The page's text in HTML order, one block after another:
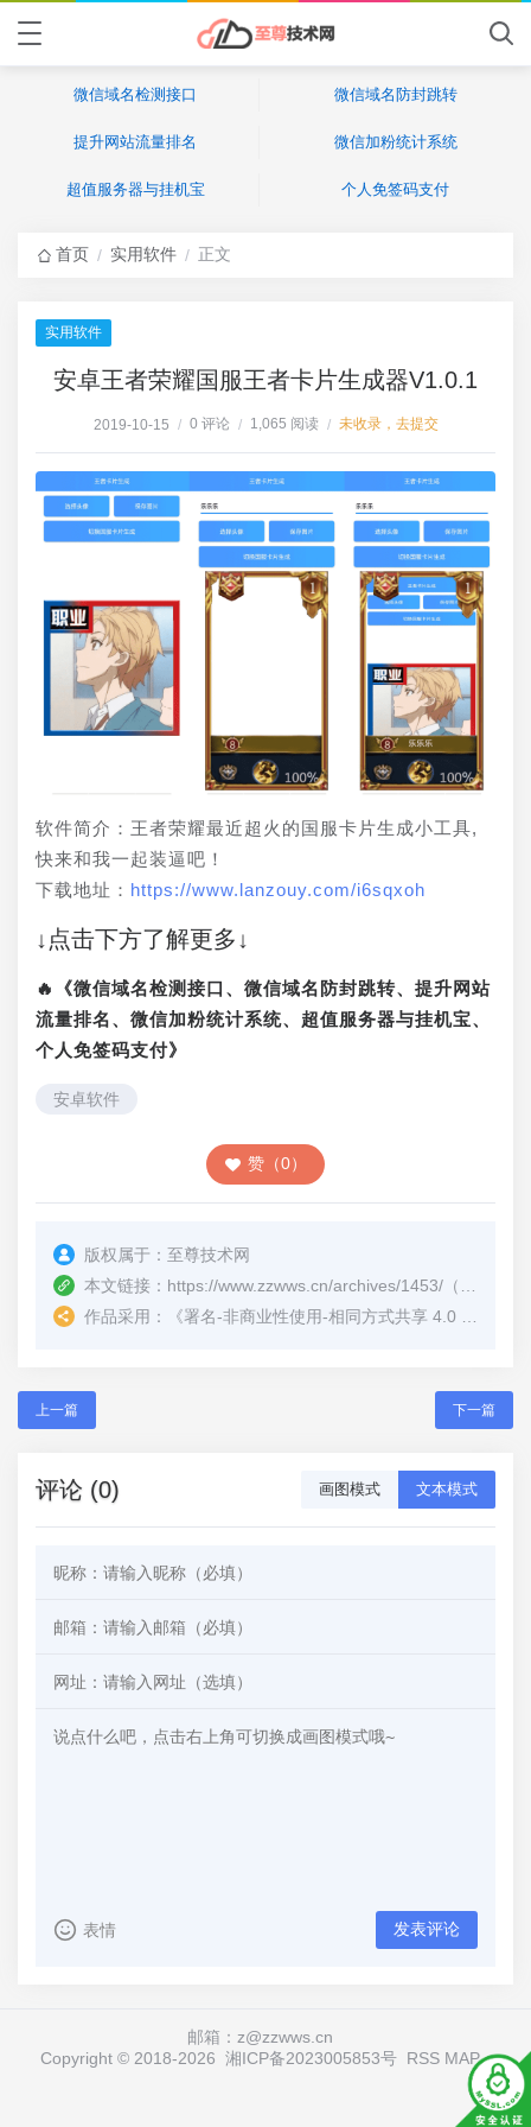
微信域名检测接口 微信域名防封跳转
提升网站流量排名 微信加粉统计系统
超值服务器与挂机宝 个人免签码支付
首页 / 实用软件 / 正文
实用软件
安卓王者荣耀国服王者卡片生成器V1.0.1
2019-10-15 / 0 评论 / 1,065 阅读 / 未收录，去提交
软件简介：王者荣耀最近超火的国服卡片生成小工具,
快来和我一起装逼吧！
下载地址： https://www.lanzouy.com/i6sqxoh
↓点击下方了解更多↓
🔥《微信域名检测接口、微信域名防封跳转、提升网站
流量排名、微信加粉统计系统、超值服务器与挂机宝、
个人免签码支付》
安卓软件
赞（0）
版权属于： 至尊技术网
本文链接： https://www.zzwws.cn/archives/1453/ （转载时请注明本文出处及文章链接）
作品采用：
《署名-非商业性使用-相同方式共享 4.0 国际 (CC BY-NC-SA 4.0)
上一篇 下一篇
评论 (0) 画图模式 文本模式
表情 发表评论
邮箱：z@zzwws.cn
Copyright © 2018-2026 湘ICP备2023005853号 RSS MAP